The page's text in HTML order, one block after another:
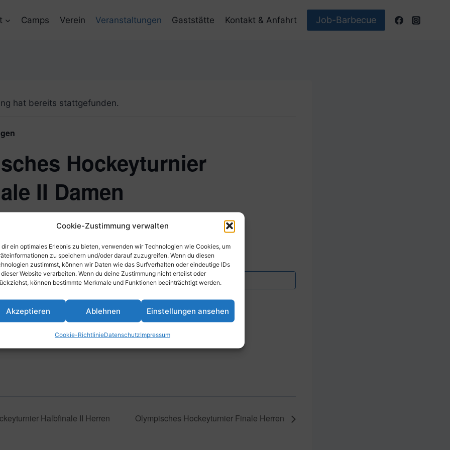
Cookie-Zustimmung verwalten
dir ein optimales Erlebnis zu bieten, verwenden wir Technologien wie Cookies, um
zu speichern und/oder darauf zuzugreifen. Wenn du diesen
zustimmst, können wir Daten wie das Surfverhalten oder eindeutige IDs
Website verarbeiten. Wenn du deine Zustimmung nicht erteilst oder
können bestimmte Merkmale und Funktionen beeinträchtigt werden.
Akzeptieren Ablehnen Einstellungen ansehen
Cookie-RichtlinieDatenschutzImpressum
Camps Verein Veranstaltungen Gaststätte Kontakt & Anfahrt Job-Barbecue
hat bereits stattgefunden.
Hockeyturnier
II Damen
@ 19:00-20:00
Halbfinale II Herren Olympisches Hockeyturnier Finale Herren